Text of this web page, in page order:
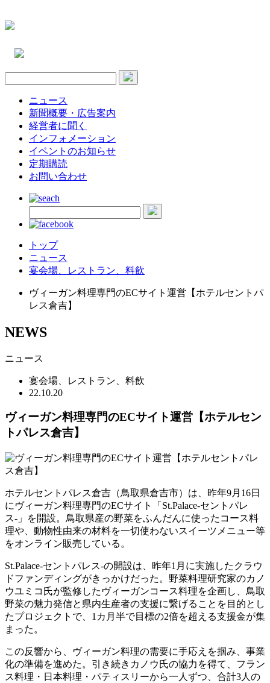
ニュース
新聞概要・広告案内
経営者に聞く
インフォメーション
イベントのお知らせ
定期購読
お問い合わせ
トップ
ニュース
宴会場、レストラン、料飲
ヴィーガン料理専門のECサイト運営【ホテルセントパ
レス倉吉】
NEWS
ニュース
宴会場、レストラン、料飲
22.10.20
ヴィーガン料理専門のECサイト運営【ホテルセン
トパレス倉吉】
ホテルセントパレス倉吉（鳥取県倉吉市）は、昨年9月16日
にヴィーガン料理専門のECサイト「St.Palace-セントパレ
ス-」を開設。鳥取県産の野菜をふんだんに使ったコース料
理や、動物性由来の材料を一切使わないスイーツメニュー等
をオンライン販売している。
St.Palace-セントパレス-の開設は、昨年1月に実施したクラウ
ドファンディングがきっかけだった。野菜料理研究家のカノ
ウユミコ氏が監修したヴィーガンコース料理を企画し、鳥取
野菜の魅力発信と県内生産者の支援に繋げることを目的とし
たプロジェクトで、1カ月半で目標の2倍を超える支援金が集
まった。
この反響から、ヴィーガン料理の需要に手応えを掴み、事業
化の準備を進めた。引き続きカノウ氏の協力を得て、フラン
ス料理・日本料理・パティスリーから一人ずつ、合計3人の